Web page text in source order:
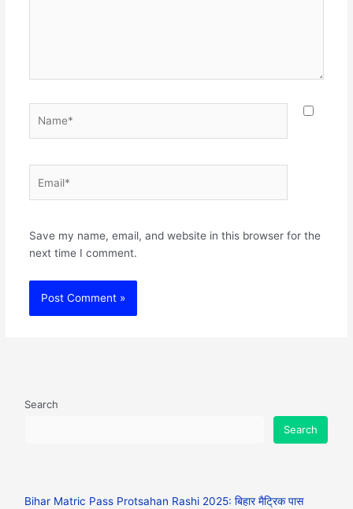
Save my name, email, and website in this browser for the
next time I comment.
Search
Search
Bihar Matric Pass Protsahan Rashi 2025: बिहार मैट्रिक पास